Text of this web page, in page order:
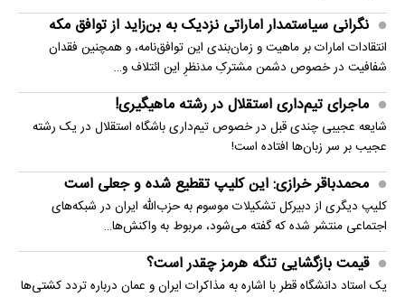
نگرانی سیاستمدار اماراتی نزدیک به بن‌زاید از توافق مکه
انتقادات امارات بر ماهیت و زمان‌بندی این توافق‌نامه، و همچنین فقدان
شفافیت در خصوص دشمن مشترکِ مدنظرِ این ائتلاف و…
ماجرای تیم‌داری استقلال در رشته ماهیگیری!
شایعه عجیبی چندی قبل در خصوص تیم‌داری باشگاه استقلال در یک رشته
عجیب بر سر زبان‌ها افتاده است!
محمدباقر خرازی: این کلیپ تقطیع شده و جعلی است
کلیپ دیگری از دبیرکل تشکیلات موسوم به حزب‌الله ایران در شبکه‌های
اجتماعی منتشر شده که گفته می‌شود، مربوط به واکنش‌ها…
قیمت بازگشایی تنگه هرمز چقدر است؟
یک استاد دانشگاه قطر با اشاره به مذاکرات ایران و عمان درباره تردد کشتی‌ها